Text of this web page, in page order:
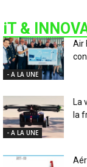
iT &
- A LA UNE
Air
- A LA UNE
La
la